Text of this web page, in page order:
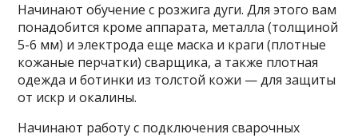
Начинают обучение с розжига дуги. Для этого вам
понадобится кроме аппарата, металла (толщиной
5-6 мм) и электрода еще маска и краги (плотные
кожаные перчатки) сварщика, а также плотная
одежда и ботинки из толстой кожи — для защиты
от искр и окалины.
Начинают работу с подключения сварочных